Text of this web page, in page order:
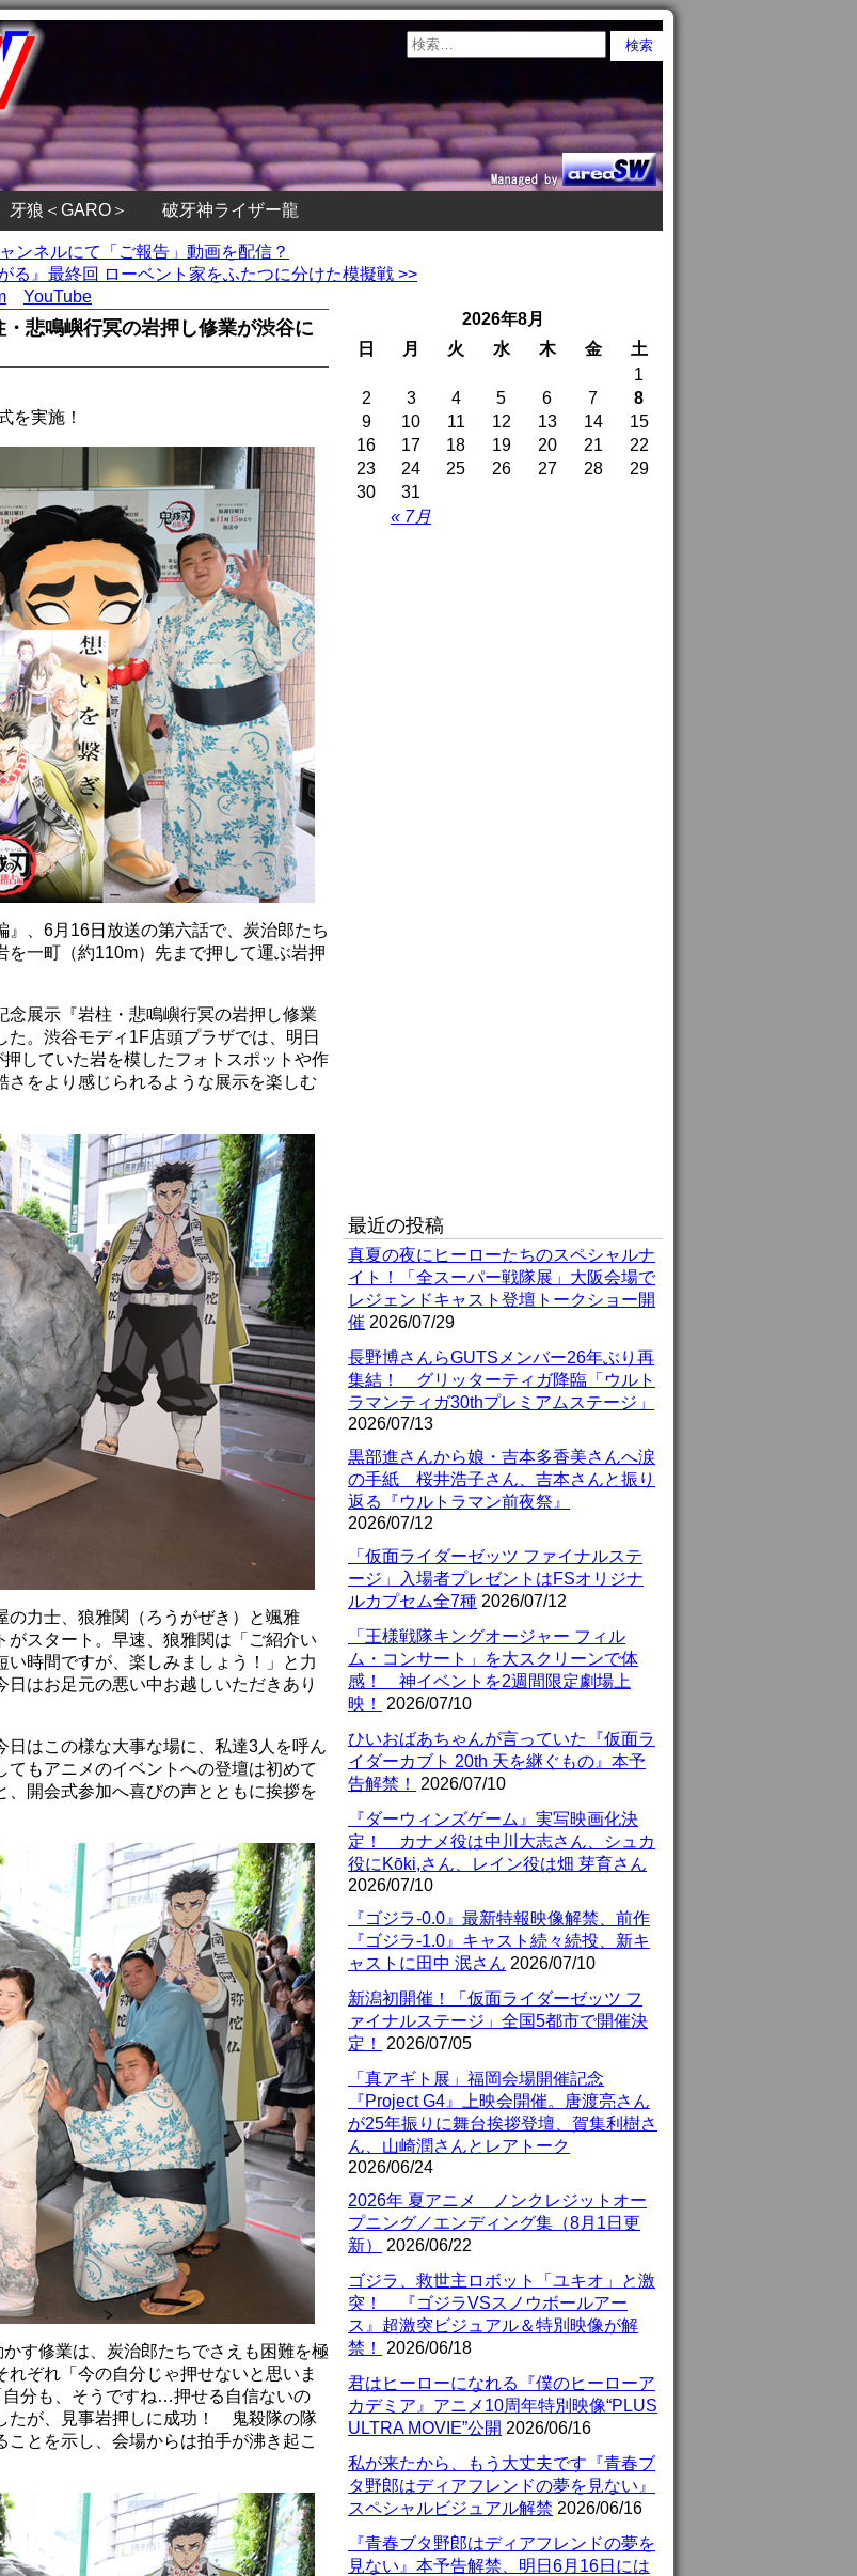
牙狼＜GARO＞ 破牙神ライザー龍
ンネルにて「ご報告」動画を配信？
る』最終回 ローベント家をふたつに分けた模擬戦 >>
YouTube
悲鳴嶼行冥の岩押し修業が渋谷に
を実施！
、6月16日放送の第六話で、炭治郎たち
一町（約110m）先まで押して運ぶ岩押
展示『岩柱・悲鳴嶼行冥の岩押し修業
。渋谷モディ1F店頭プラザでは、明日
していた岩を模したフォトスポットや作
をより感じられるような展示を楽しむ
力士、狼雅関（ろうがぜき）と颯雅
がスタート。早速、狼雅関は「ご紹介い
時間ですが、楽しみましょう！」と力
はお足元の悪い中お越しいただきあり
はこの様な大事な場に、私達3人を呼ん
もアニメのイベントへの登壇は初めて
開会式参加へ喜びの声とともに挨拶を
す修業は、炭治郎たちでさえも困難を極
ぞれ「今の自分じゃ押せないと思いま
分も、そうですね…押せる自信ないの
たが、見事岩押しに成功！ 鬼殺隊の隊
とを示し、会場からは拍手が沸き起こ
2026年8月
日
月 火 水 木 金 土
« 7月
1
2
3 4 5 6 7
8
9
10 11 12 13 14
15
16
17 18 19 20 21
22
23
24 25 26 27 28
29
30
31
最近の投稿
真夏の夜にヒーローたちのスペシャルナ
イト！「全スーパー戦隊展」大阪会場で
レジェンドキャスト登壇トークショー開
催 2026/07/29
長野博さんらGUTSメンバー26年ぶり再
集結！ グリッターティガ降臨「ウルト
ラマンティガ30thプレミアムステージ」
2026/07/13
黒部進さんから娘・吉本多香美さんへ涙
の手紙 桜井浩子さん、吉本さんと振り
返る『ウルトラマン前夜祭』
2026/07/12
「仮面ライダーゼッツ ファイナルステ
ージ」入場者プレゼントはFSオリジナ
ルカプセム全7種 2026/07/12
「王様戦隊キングオージャー フィル
ム・コンサート」を大スクリーンで体
感！ 神イベントを2週間限定劇場上
映！
2026/07/10
ひいおばあちゃんが言っていた『仮面ラ
イダーカブト 20th 天を継ぐもの』本予
告解禁！
2026/07/10
『ダーウィンズゲーム』実写映画化決
定！ カナメ役は中川大志さん、シュカ
役にKōki,さん、レイン役は畑 芽育さん
2026/07/10
『ゴジラ-0.0』最新特報映像解禁、前作
『ゴジラ-1.0』キャスト続々続投、新キ
ャストに田中 泯さん 2026/07/10
新潟初開催！「仮面ライダーゼッツ フ
ァイナルステージ」全国5都市で開催決
定！
2026/07/05
「真アギト展」福岡会場開催記念
『Project G4』上映会開催。唐渡亮さん
が25年振りに舞台挨拶登壇、賀集利樹さ
ん、山崎潤さんとレアトーク
2026/06/24
2026年 夏アニメ ノンクレジットオー
プニング／エンディング集（8月1日更
新）
2026/06/22
ゴジラ、救世主ロボット「ユキオ」と激
突！ 『ゴジラVSスノウボールアー
ス』超激突ビジュアル＆特別映像が解
禁！
2026/06/18
君はヒーローになれる『僕のヒーローア
カデミア』アニメ10周年特別映像“PLUS
ULTRA MOVIE”公開 2026/06/16
私が来たから、もう大丈夫です『青春ブ
タ野郎はディアフレンドの夢を見ない』
スペシャルビジュアル解禁 2026/06/16
『青春ブタ野郎はディアフレンドの夢を
見ない』本予告解禁、明日6月16日には